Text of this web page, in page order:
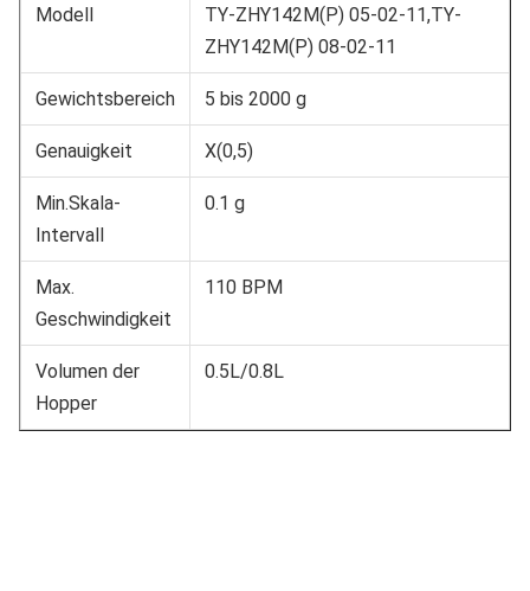
Modell
TY-ZHY142M(P) 05-02-11,TY-
ZHY142M(P) 08-02-11
Gewichtsbereich 5 bis 2000 g
Genauigkeit X(0,5)
Min.Skala-
Intervall
0.1 g
Max.
Geschwindigkeit
110 BPM
Volumen der
Hopper
0.5L/0.8L